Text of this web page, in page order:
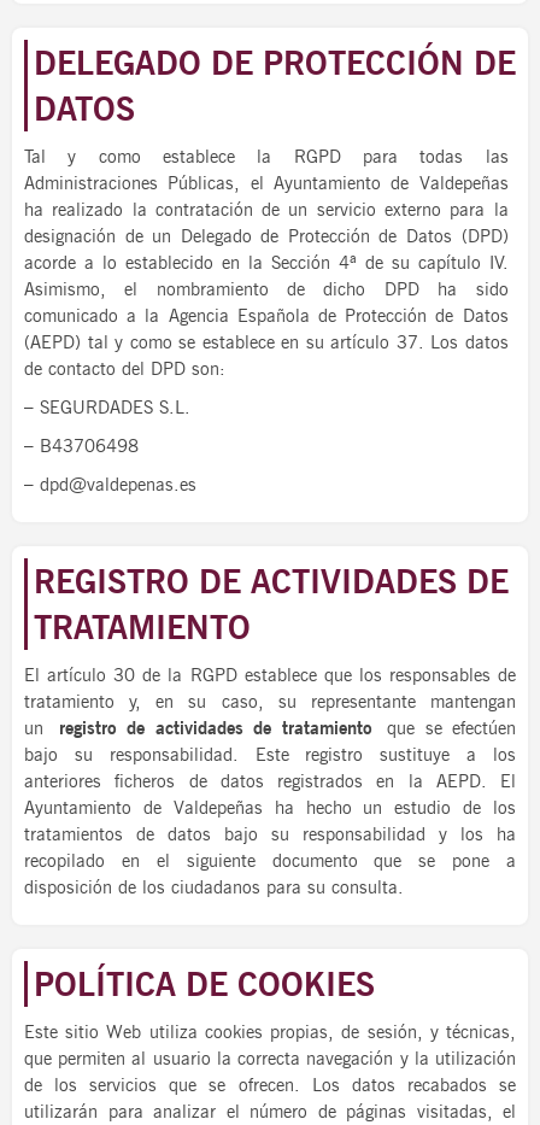
DELEGADO DE PROTECCIÓN DE
DATOS
Tal y como establece la RGPD para todas las
Administraciones Públicas, el Ayuntamiento de Valdepeñas
ha realizado la contratación de un servicio externo para la
designación de un Delegado de Protección de Datos (DPD)
acorde a lo establecido en la Sección 4ª de su capítulo IV.
Asimismo, el nombramiento de dicho DPD ha sido
comunicado a la Agencia Española de Protección de Datos
(AEPD) tal y como se establece en su artículo 37. Los datos
de contacto del DPD son:
– SEGURDADES S.L.
– B43706498
– dpd@valdepenas.es
REGISTRO DE ACTIVIDADES DE
TRATAMIENTO
El artículo 30 de la RGPD establece que los responsables de
tratamiento y, en su caso, su representante mantengan
un registro de actividades de tratamiento que se efectúen
bajo su responsabilidad. Este registro sustituye a los
anteriores ficheros de datos registrados en la AEPD. El
Ayuntamiento de Valdepeñas ha hecho un estudio de los
tratamientos de datos bajo su responsabilidad y los ha
recopilado en el siguiente documento que se pone a
disposición de los ciudadanos para su consulta.
POLÍTICA DE COOKIES
Este sitio Web utiliza cookies propias, de sesión, y técnicas,
que permiten al usuario la correcta navegación y la utilización
de los servicios que se ofrecen. Los datos recabados se
utilizarán para analizar el número de páginas visitadas, el